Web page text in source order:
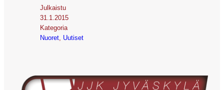
Julkaistu
31.1.2015
Kategoria
Nuoret Uutiset